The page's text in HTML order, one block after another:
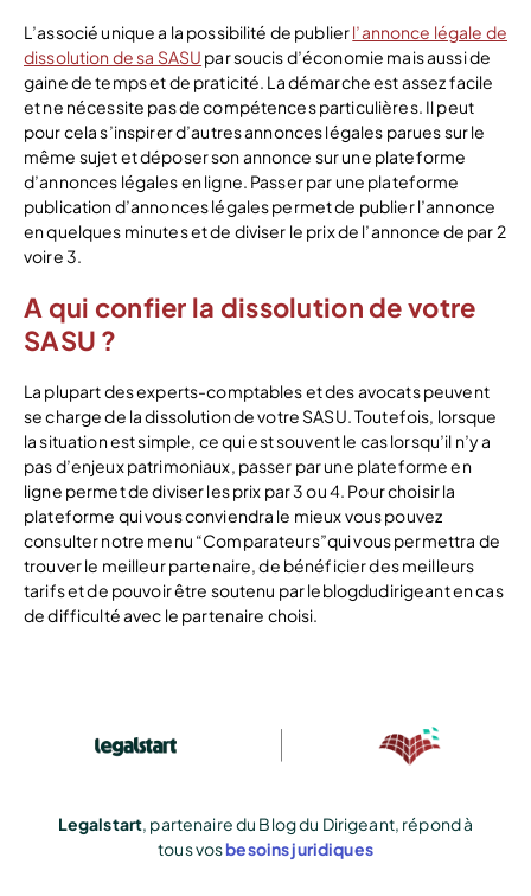
L’associé unique a la possibilité de publierl’annonce légale de
dissolution de sa SASU par soucis d’économie mais aussi de
gaine de temps et de praticité. La démarche est assez facile
et ne nécessite pas de compétences particulières. Il peut
pour cela s’inspirer d’autres annonces légales parues sur le
même sujet et déposer son annonce sur une plateforme
d’annonces légales en ligne. Passer par une plateforme
publication d’annonces légales permet de publier l’annonce
en quelques minutes et de diviser le prix de l’annonce de par 2
voire 3.
A qui confier la dissolution de votre
SASU ?
La plupart des experts-comptables et des avocats peuvent
se charge de la dissolution de votre SASU. Toutefois, lorsque
la situation est simple, ce qui est souvent le cas lorsqu’il n’y a
pas d’enjeux patrimoniaux, passer par une plateforme en
ligne permet de diviser les prix par 3 ou 4. Pour choisir la
plateforme qui vous conviendra le mieux vous pouvez
consulter notre menu “Comparateurs”qui vous permettra de
trouver le meilleur partenaire, de bénéficier des meilleurs
tarifs et de pouvoir être soutenu par leblogdudirigeant en cas
de difficulté avec le partenaire choisi.
Legalstart , partenaire du Blog du Dirigeant, répond à
tous vosbesoins juridiques